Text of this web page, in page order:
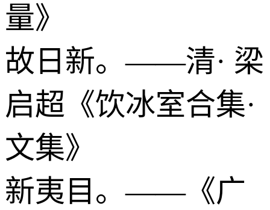
量》
故日新。——清· 梁
启超《饮冰室合集·
文集》
新夷目。——《广